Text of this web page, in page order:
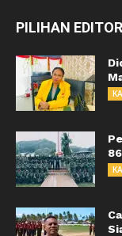
PILIHAN EDITOR